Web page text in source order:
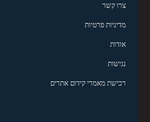
צרו קשר
מדיניות פרטיות
אודות
נגישות
רכישת מאמרי קידום אתרים